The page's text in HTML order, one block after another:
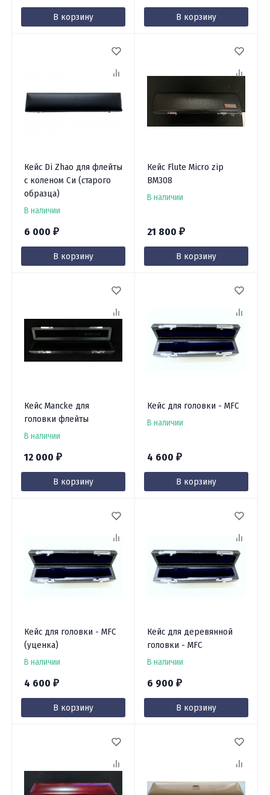
В корзину В корзину
Кейс Di Zhao для флейты
с коленом Си (старого
образца)
В наличии
6 000 ₽
В корзину
Кейс Flute Micro zip
BM308
В наличии
21 800 ₽
В корзину
Кейс Mancke для
головки флейты
В наличии
12 000 ₽
В корзину
Кейс для головки - MFC
В наличии
4 600 ₽
В корзину
Кейс для головки - MFC
(уценка)
В наличии
4 600 ₽
В корзину
Кейс для деревянной
головки - MFC
В наличии
6 900 ₽
В корзину